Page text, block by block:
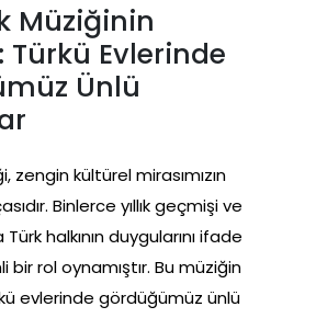
Müziğinin
Türkü Evlerinde
Ünlü
zengin kültürel mirasımızın
Binlerce yıllık geçmişi ve
halkının duygularını ifade
rol oynamıştır. Bu müziğin
evlerinde gördüğümüz ünlü